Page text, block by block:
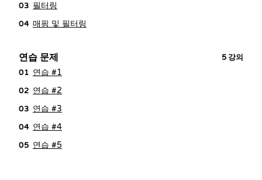
03 필터링
04 매핑 및 필터링
연습 문제 5 강의
01 연습 #1
02 연습 #2
03 연습 #3
04 연습 #4
05 연습 #5